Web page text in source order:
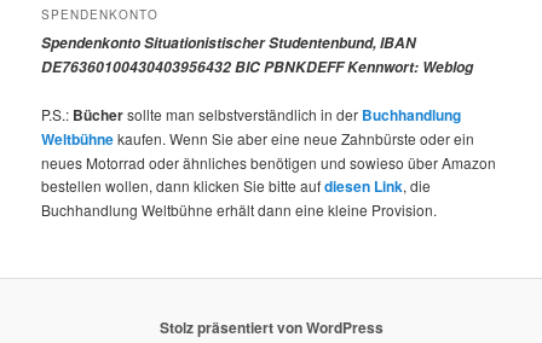
SPENDENKONTO
Spendenkonto Situationistischer Studentenbund, IBAN
DE76360100430403956432 BIC PBNKDEFF Kennwort: Weblog
P.S.: Büchersollte man selbstverständlich in der Buchhandlung
Weltbühnekaufen. Wenn Sie aber eine neue Zahnbürste oder ein
neues Motorrad oder ähnliches benötigen und sowieso über Amazon
bestellen wollen, dann klicken Sie bitte aufdiesen Link, die
Buchhandlung Weltbühne erhält dann eine kleine Provision.
Stolz präsentiert von WordPress